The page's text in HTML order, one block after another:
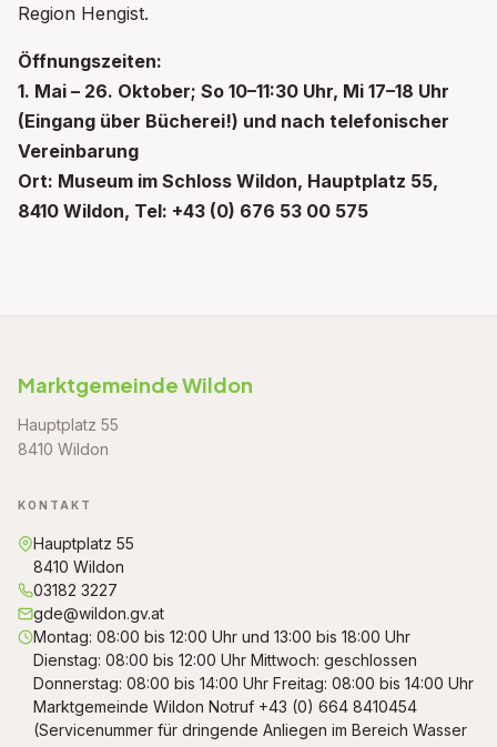
Region Hengist.
Öffnungszeiten:
1. Mai – 26. Oktober; So 10–11:30 Uhr, Mi 17–18 Uhr
(Eingang über Bücherei!) und nach telefonischer
Vereinbarung
Ort: Museum im Schloss Wildon, Hauptplatz 55,
8410 Wildon, Tel: +43 (0) 676 53 00 575
Marktgemeinde Wildon
Hauptplatz 55
8410 Wildon
KONTAKT
Hauptplatz 55
8410 Wildon
03182 3227
gde@wildon.gv.at
Montag: 08:00 bis 12:00 Uhr und 13:00 bis 18:00 Uhr
Dienstag: 08:00 bis 12:00 Uhr Mittwoch: geschlossen
Donnerstag: 08:00 bis 14:00 Uhr Freitag: 08:00 bis 14:00 Uhr
Marktgemeinde Wildon Notruf +43 (0) 664 8410454
(Servicenummer für dringende Anliegen im Bereich Wasser